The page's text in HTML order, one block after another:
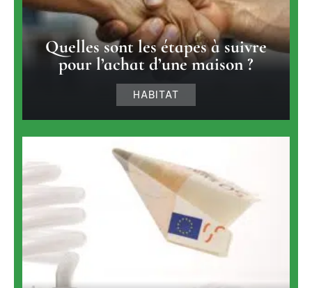
Quelles sont les étapes à suivre
pour l’achat d’une maison ?
HABITAT